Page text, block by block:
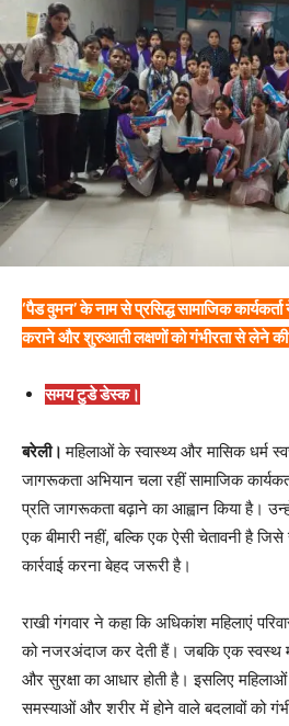
‘पैड वुमन’ के नाम से प्रसिद्ध सामाजिक
कराने और शुरुआती लक्षणों को गंभीरता से लेने
समय टुडे डेस्क।
बरेली।महिलाओं के स्वास्थ्य और मासिक धर्म
जागरूकता अभियान चला रहीं सामाजिक
प्रति जागरूकता बढ़ाने का आह्वान किया है।
एक बीमारी नहीं, बल्कि एक ऐसी चेतावनी है
कार्रवाई करना बेहद जरूरी है।
राखी गंगवार ने कहा कि अधिकांश महिलाएं
को नजरअंदाज कर देती हैं। जबकि एक स्वस्थ
और सुरक्षा का आधार होती है। इसलिए
समस्याओं और शरीर में होने वाले बदलावों को